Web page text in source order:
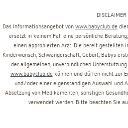
DISCLAIMER
Das Informationsangebot von www.babyclub.de
ersetzt in keinem Fall eine persönliche
einen approbierten Arzt. Die bereit gestellten
Kinderwunsch, Schwangerschaft, Geburt, Babys
der allgemeinen, unverbindlichen
www.babyclub.de können und dürfen nicht zur
und/oder einer eigenständigen Auswahl und
Absetzung von Medikamenten, sonstigen
verwendet werden. Bitte beachten Sie